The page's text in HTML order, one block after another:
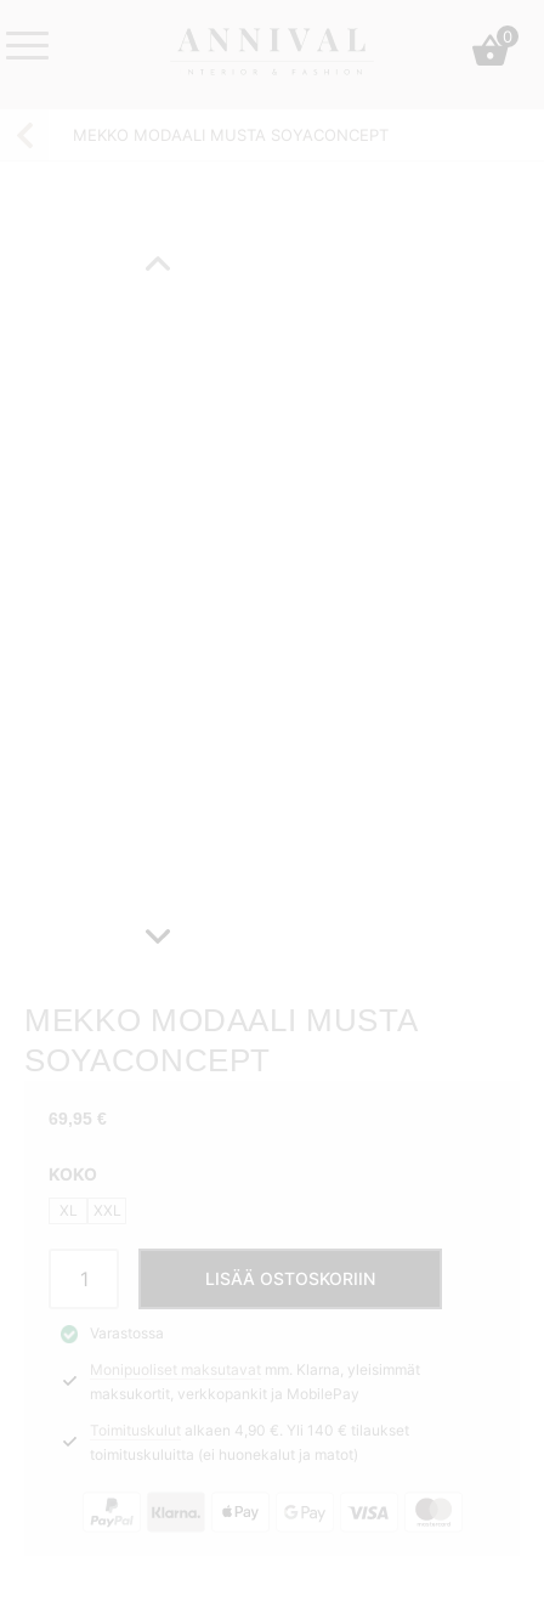
&
0
MEKKO MODAALI MUSTA SOYACONCEPT
MEKKO MODAALI MUSTA
SOYACONCEPT
69,95 €
KOKO
XL XXL
modaali
Soyaconcept
määrä
LISÄÄ OSTOSKORIIN
Varastossa
Monipuoliset maksutavat
mm. Klarna, yleisimmät
maksukortit, verkkopankit ja MobilePay
Toimituskulut alkaen 4,90 €. Yli 140 € tilaukset
toimituskuluitta (ei huonekalut ja matot)